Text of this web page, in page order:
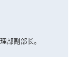
部副部长。